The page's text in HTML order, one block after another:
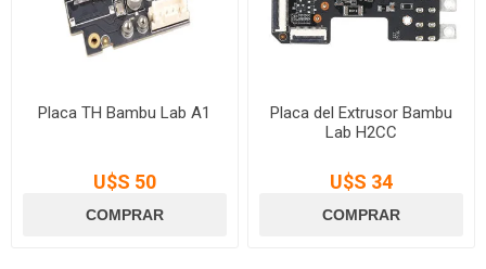
Placa TH Bambu Lab A1
U$S 50
Placa del Extrusor Bambu
Lab H2CC
U$S 34